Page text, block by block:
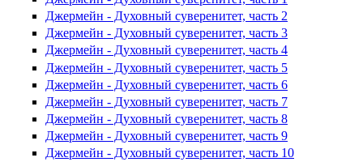
Джермейн - Духовный суверенитет, часть 2
Джермейн - Духовный суверенитет, часть 3
Джермейн - Духовный суверенитет, часть 4
Джермейн - Духовный суверенитет, часть 5
Джермейн - Духовный суверенитет, часть 6
Джермейн - Духовный суверенитет, часть 7
Джермейн - Духовный суверенитет, часть 8
Джермейн - Духовный суверенитет, часть 9
Джермейн - Духовный суверенитет, часть 10